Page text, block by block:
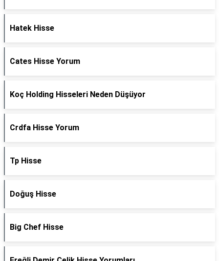
Hatek Hisse
Cates Hisse Yorum
Koç Holding Hisseleri Neden Düşüyor
Crdfa Hisse Yorum
Tp Hisse
Doğuş Hisse
Big Chef Hisse